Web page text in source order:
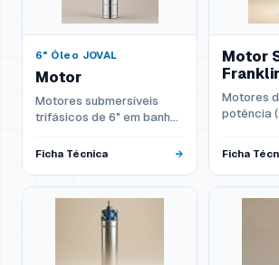
6" Óleo JOVAL
Motor
Motores submersíveis
trifásicos de 6" em banho
aço inoxidável AISI 304,
Ficha Técnica
Motor
Motores
potência
Ficha